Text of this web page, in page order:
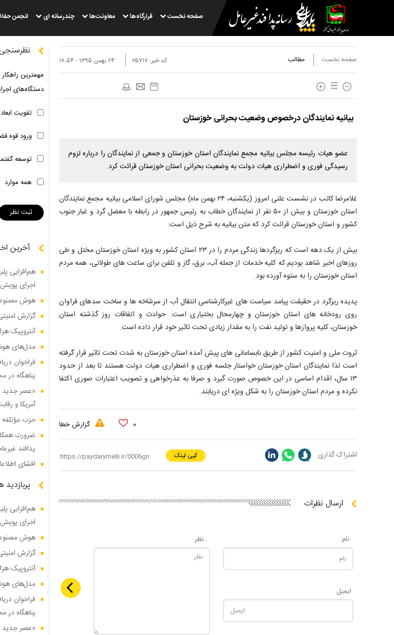
صفحه نخست قرارگاه‌ها معاونت‌ها چندرسانه ای انجمن
صفحه نخست مطالب ۲۴ بهمن ۱۳۹۵ - ۱۸:۵۴ کد خبر: ۲۵۷۱۷
بیانیه نمایندگان درخصوص وضعیت بحرانی خوزستان
عضو هیات رئیسه مجلس بیانیه مجمع نمایندگان استان خوزستان و جمعی از نمایندگان را درباره لزوم
رسیدگی فوری و اضطراری هیات دولت به وضعیت بحرانی استان خوزستان قرائت کرد.
غلامرضا کاتب در نشست علنی امروز (یکشنبه، ۲۴ بهمن ماه) مجلس شورای اسلامی بیانیه مجمع نمایندگان
استان خوزستان و بیش از ۵۰ نفر از نمایندگان خطاب به رئیس جمهور در رابطه با معضل گرد و غبار جنوب
کشور و استان خوزستان قرائت کرد که متن بیانیه به شرح ذیل است:
بیش از یک دهه است که ریزگردها زندگی مردم را در ۲۳ استان کشور به ویژه استان خوزستان مختل و طی
روزهای اخیر شاهد بودیم که کلیه خدمات از جمله آب، برق، گاز و تلفن برای ساعت های طولانی، همه مردم
استان خوزستان را به ستوه آورده بود.
پدیده ریزگرد در حقیقت پیامد سیاست های غیرکارشناسی انتقال آب از سرشاخه ها و ساخت سدهای فراوان
روی رودخانه های استان خوزستان و چهارمحال بختیاری است. حوادث و اتفاقات روز گذشته استان
خوزستان، کلیه پروازها و تولید نفت را به مقدار زیادی تحت تاثیر خود قرار داده است.
ثروت ملی و امنیت کشور از طریق نابسامانی های پیش آمده استان خوزستان به شدت تحت تاثیر قرار گرفته
است لذا نمایندگان استان خوزستان خواستار جلسه فوری و اضطراری هیات دولت هستند تا بعد از حدود
۱۳ سال، اقدام اساسی در این خصوص صورت گیرد و صرفا به عذرخواهی و تصویب اعتبارات صوری اکتفا
نکرده و مردم استان خوزستان را به شکل ویژه ای دریابند.
۰ گزارش خطا
اشتراک گذاری کپی لینک
ارسال نظرات
نام
ایمیل
نظر
نظرسنجی
مهمترین
دستگاه‌های
تقویت
ورود قوه
توسعه
همه موارد
آخرین
هم‌افزایی
اجرای
هوش
گزارش
آنتروپیک
مدل‌های
فراخوان
پناهگاه
«عصر جدید
آمریکا و
حزب
ضرورت
پدافند
افشای اطلاعات ۱۰۰ هزار نیروی پلیس
پربازدید
هم‌افزایی
اجرای
هوش
گزارش
آنتروپیک
مدل‌های
فراخوان
پناهگاه
«عصر جدید